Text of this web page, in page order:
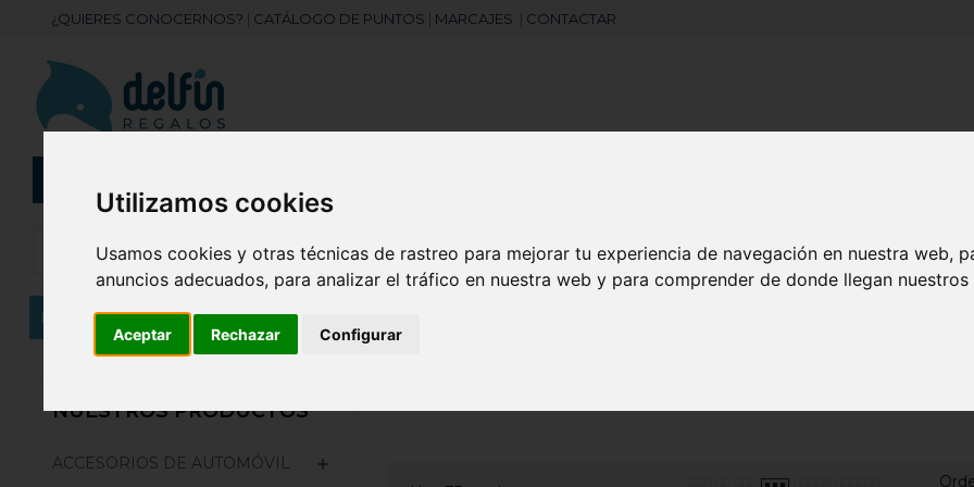
Utilizamos cookies
Usamos cookies y otras técnicas de rastreo para mejorar tu experiencia de navegación en nuestra web,
anuncios adecuados, para analizar el tráfico en nuestra web y para comprender de donde llegan nuestros
Aceptar Rechazar Configurar
¿QUIERES CONOCERNOS? CATÁLOGO DE PUNTOS MARCAJES CONTACTAR
search
Inicio BOLSAS/MOCHILAS
NUESTROS PRODUCTOS
ACCESORIOS DE AUTOMÓVIL 